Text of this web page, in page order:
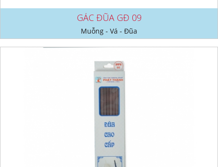
GÁC ĐŨA GĐ 09
Muỗng - Vá - Đũa